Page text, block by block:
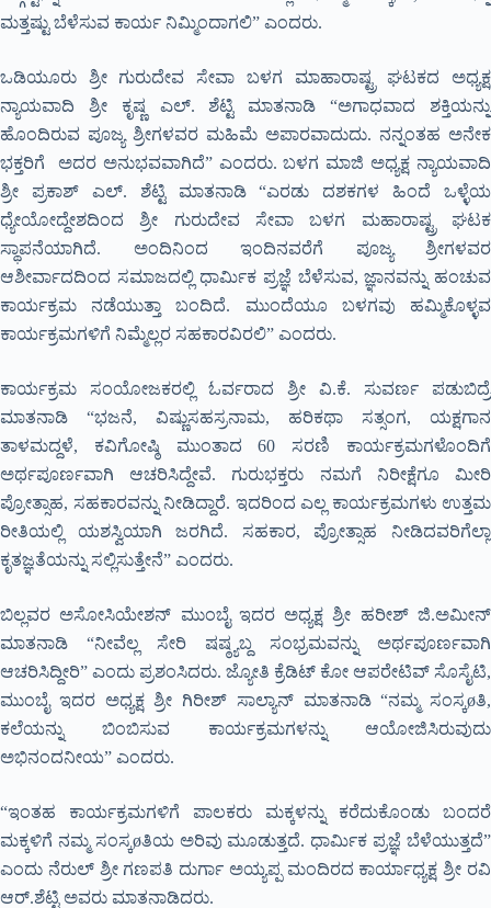
ಮತ್ತಷ್ಟು ಬೆಳೆಸುವ ಕಾರ್ಯ ನಿಮ್ಮಿಂದಾಗಲಿ” ಎಂದರು.
ಒಡಿಯೂರು ಶ್ರೀ ಗುರುದೇವ ಸೇವಾ ಬಳಗ ಮಾಹಾರಾಷ್ಟ್ರ ಘಟಕದ ಅಧ್ಯಕ್ಷ
ನ್ಯಾಯವಾದಿ ಶ್ರೀ ಕೃಷ್ಣ ಎಲ್. ಶೆಟ್ಟಿ ಮಾತನಾಡಿ “ಅಗಾಧವಾದ ಶಕ್ತಿಯನ್ನು
ಹೊಂದಿರುವ ಪೂಜ್ಯ ಶ್ರೀಗಳವರ ಮಹಿಮೆ ಅಪಾರವಾದುದು. ನನ್ನಂತಹ ಅನೇಕ
ಭಕ್ತರಿಗೆ ಅದರ ಅನುಭವವಾಗಿದೆ” ಎಂದರು. ಬಳಗ ಮಾಜಿ ಅಧ್ಯಕ್ಷ ನ್ಯಾಯವಾದಿ
ಶ್ರೀ ಪ್ರಕಾಶ್ ಎಲ್. ಶೆಟ್ಟಿ ಮಾತನಾಡಿ “ಎರಡು ದಶಕಗಳ ಹಿಂದೆ ಒಳ್ಳೆಯ
ಧ್ಯೇಯೋದ್ದೇಶದಿಂದ ಶ್ರೀ ಗುರುದೇವ ಸೇವಾ ಬಳಗ ಮಹಾರಾಷ್ಟ್ರ ಘಟಕ
ಸ್ಥಾಪನೆಯಾಗಿದೆ. ಅಂದಿನಿಂದ ಇಂದಿನವರೆಗೆ ಪೂಜ್ಯ ಶ್ರೀಗಳವರ
ಆಶೀರ್ವಾದದಿಂದ ಸಮಾಜದಲ್ಲಿ ಧಾರ್ಮಿಕ ಪ್ರಜ್ಞೆ ಬೆಳೆಸುವ, ಜ್ಞಾನವನ್ನು ಹಂಚುವ
ಕಾರ್ಯಕ್ರಮ ನಡೆಯುತ್ತಾ ಬಂದಿದೆ. ಮುಂದೆಯೂ ಬಳಗವು ಹಮ್ಮಿಕೊಳ್ಳವ
ಕಾರ್ಯಕ್ರಮಗಳಿಗೆ ನಿಮ್ಮೆಲ್ಲರ ಸಹಕಾರವಿರಲಿ” ಎಂದರು.
ಕಾರ್ಯಕ್ರಮ ಸಂಯೋಜಕರಲ್ಲಿ ಓರ್ವರಾದ ಶ್ರೀ ವಿ.ಕೆ. ಸುವರ್ಣ ಪಡುಬಿದ್ರೆ
ಮಾತನಾಡಿ “ಭಜನೆ, ವಿಷ್ಣುಸಹಸ್ರನಾಮ, ಹರಿಕಥಾ ಸತ್ಸಂಗ, ಯಕ್ಷಗಾನ
ತಾಳಮದ್ದಳೆ, ಕವಿಗೋಷ್ಠಿ ಮುಂತಾದ 60 ಸರಣಿ ಕಾರ್ಯಕ್ರಮಗಳೊಂದಿಗೆ
ಅರ್ಥಪೂರ್ಣವಾಗಿ ಆಚರಿಸಿದ್ದೇವೆ. ಗುರುಭಕ್ತರು ನಮಗೆ ನಿರೀಕ್ಷೆಗೂ ಮೀರಿ
ಪ್ರೋತ್ಸಾಹ, ಸಹಕಾರವನ್ನು ನೀಡಿದ್ದಾರೆ. ಇದರಿಂದ ಎಲ್ಲ ಕಾರ್ಯಕ್ರಮಗಳು ಉತ್ತಮ
ರೀತಿಯಲ್ಲಿ ಯಶಸ್ವಿಯಾಗಿ ಜರಗಿದೆ. ಸಹಕಾರ, ಪ್ರೋತ್ಸಾಹ ನೀಡಿದವರಿಗೆಲ್ಲಾ
ಕೃತಜ್ಞತೆಯನ್ನು ಸಲ್ಲಿಸುತ್ತೇನೆ” ಎಂದರು.
ಬಿಲ್ಲವರ ಅಸೋಸಿಯೇಶನ್ ಮುಂಬೈ ಇದರ ಅಧ್ಯಕ್ಷ ಶ್ರೀ ಹರೀಶ್ ಜಿ.ಅಮೀನ್
ಮಾತನಾಡಿ “ನೀವೆಲ್ಲ ಸೇರಿ ಷಷ್ಠ್ಯಬ್ದ ಸಂಭ್ರಮವನ್ನು ಅರ್ಥಪೂರ್ಣವಾಗಿ
ಆಚರಿಸಿದ್ದೀರಿ” ಎಂದು ಪ್ರಶಂಸಿದರು. ಜ್ಯೋತಿ ಕ್ರೆಡಿಟ್ ಕೋ ಆಪರೇಟಿವ್ ಸೊಸೈಟಿ,
ಮುಂಬೈ ಇದರ ಅಧ್ಯಕ್ಷ ಶ್ರೀ ಗಿರೀಶ್ ಸಾಲ್ಯಾನ್ ಮಾತನಾಡಿ “ನಮ್ಮ ಸಂಸ್ಕøತಿ,
ಕಲೆಯನ್ನು ಬಿಂಬಿಸುವ ಕಾರ್ಯಕ್ರಮಗಳನ್ನು ಆಯೋಜಿಸಿರುವುದು
ಅಭಿನಂದನೀಯ” ಎಂದರು.
“ಇಂತಹ ಕಾರ್ಯಕ್ರಮಗಳಿಗೆ ಪಾಲಕರು ಮಕ್ಕಳನ್ನು ಕರೆದುಕೊಂಡು ಬಂದರೆ
ಮಕ್ಕಳಿಗೆ ನಮ್ಮ ಸಂಸ್ಕøತಿಯ ಅರಿವು ಮೂಡುತ್ತದೆ. ಧಾರ್ಮಿಕ ಪ್ರಜ್ಞೆ ಬೆಳೆಯುತ್ತದೆ”
ಎಂದು ನೆರುಲ್ ಶ್ರೀ ಗಣಪತಿ ದುರ್ಗಾ ಅಯ್ಯಪ್ಪ ಮಂದಿರದ ಕಾರ್ಯಾಧ್ಯಕ್ಷ ಶ್ರೀ ರವಿ
ಆರ್.ಶೆಟ್ಟಿ ಅವರು ಮಾತನಾಡಿದರು.